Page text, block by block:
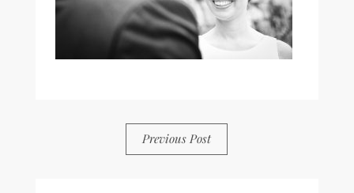
Previous Post